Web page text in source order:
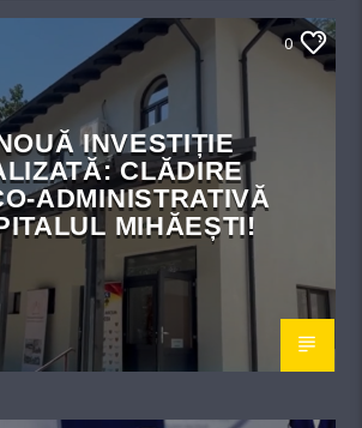
0
INVESTIȚIE
CLĂDIRE
ADMINISTRATIVĂ
MIHĂEȘTI!​